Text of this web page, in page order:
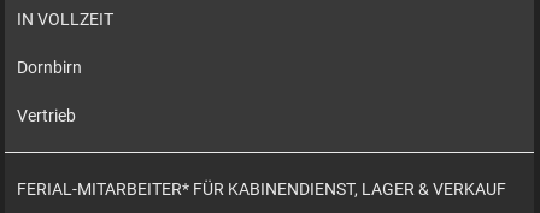
IN VOLLZEIT
Dornbirn
Vertrieb
FERIAL-MITARBEITER* FÜR KABINENDIENST, LAGER & VERKAUF